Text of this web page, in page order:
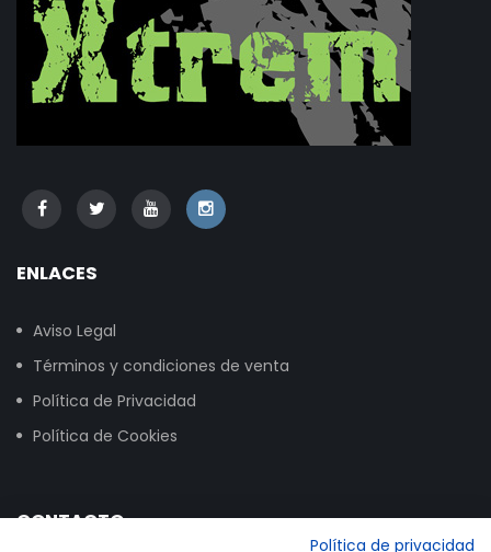
ENLACES
Aviso Legal
Términos y condiciones de venta
Política de Privacidad
Política de Cookies
CONTACTO
Política de privacidad